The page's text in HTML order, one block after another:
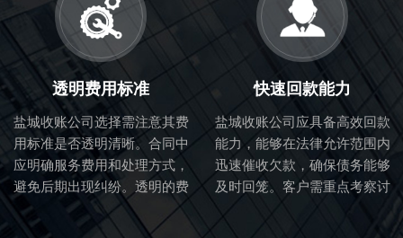
透明费用标准
盐城收账公司选择需注意其费
用标准是否透明清晰。合同中
应明确服务费用和处理方式，
避免后期出现纠纷。透明的费
用标准也体现了讨债公司的诚
信度。
快速回款能力
盐城收账公司应具备高效回款
能力，能够在法律允许范围内
迅速催收欠款，确保债务能够
及时回笼。客户需重点考察讨